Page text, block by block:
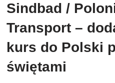
Sindbad /
Transport –
kurs do Polski
świętami